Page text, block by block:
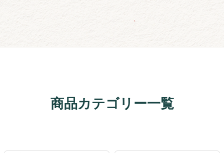
商品カテゴリー一覧